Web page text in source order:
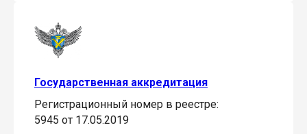
Государственная аккредитация
Регистрационный номер в реестре:
5945 от 17.05.2019